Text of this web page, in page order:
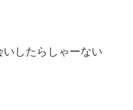
したらしゃーない